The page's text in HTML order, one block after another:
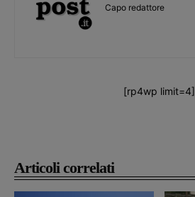
Articoli correlati
Capo redattore
[rp4wp limit=4]